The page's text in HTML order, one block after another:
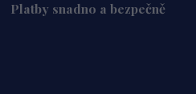
Platby snadno a bezpečně